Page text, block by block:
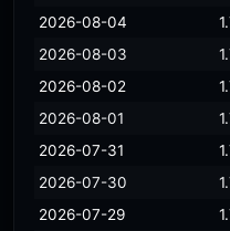
2026-08-04
2026-08-03
2026-08-02
2026-08-01
2026-07-31
2026-07-30
2026-07-29